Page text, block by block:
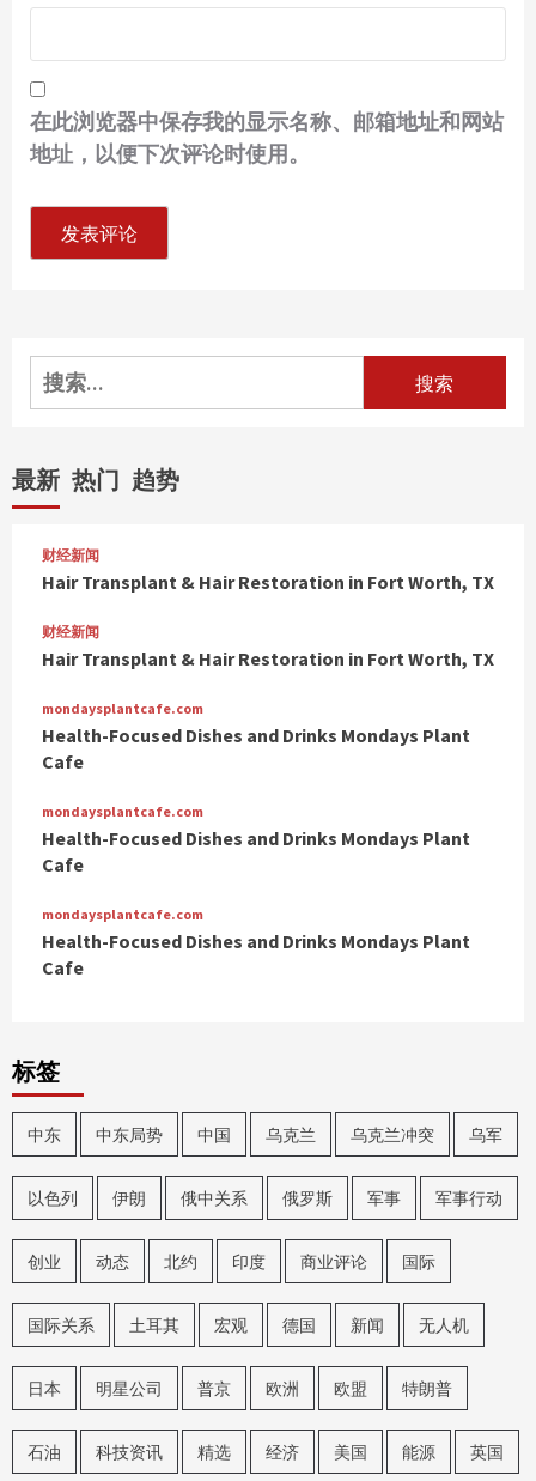
在此浏览器中保存我的显示名称、邮箱地址和网站
地址，以便下次评论时使用。
搜
索：
最新 热门 趋势
财经新闻
Hair Transplant & Hair Restoration in Fort Worth, TX
财经新闻
Hair Transplant & Hair Restoration in Fort Worth, TX
mondaysplantcafe.com
Health-Focused Dishes and Drinks Mondays Plant
Cafe
mondaysplantcafe.com
Health-Focused Dishes and Drinks Mondays Plant
Cafe
mondaysplantcafe.com
Health-Focused Dishes and Drinks Mondays Plant
Cafe
标签
中东 中东局势 中国 乌克兰 乌克兰冲突 乌军
以色列 伊朗 俄中关系 俄罗斯 军事 军事行动
创业 动态 北约 印度 商业评论 国际
国际关系 土耳其 宏观 德国 新闻 无人机
日本 明星公司 普京 欧洲 欧盟 特朗普
石油 科技资讯 精选 经济 美国 能源 英国